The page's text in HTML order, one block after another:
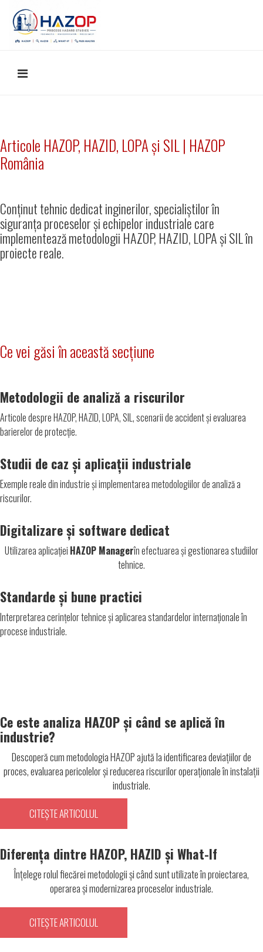
Articole HAZOP, HAZID, LOPA și SIL | HAZOP
România
Conținut tehnic dedicat inginerilor, specialiștilor în
siguranța proceselor și echipelor industriale care
implementează metodologii HAZOP, HAZID, LOPA și SIL în
proiecte reale.
Ce vei găsi în această secțiune
Metodologii de analiză a riscurilor
Articole despre HAZOP, HAZID, LOPA, SIL, scenarii de accident și evaluarea
barierelor de protecție.
Studii de caz și aplicații industriale
Exemple reale din industrie și implementarea metodologiilor de analiză a
riscurilor.
Digitalizare și software dedicat
Utilizarea aplicației HAZOP Managerîn efectuarea și gestionarea studiilor
tehnice.
Standarde și bune practici
Interpretarea cerințelor tehnice și aplicarea standardelor internaționale în
procese industriale.
Ce este analiza HAZOP și când se aplică în
industrie?
Descoperă cum metodologia HAZOP ajută la identificarea deviațiilor de
proces, evaluarea pericolelor și reducerea riscurilor operaționale în instalații
industriale.
CITEȘTE ARTICOLUL
Diferența dintre HAZOP, HAZID și What-If
Înțelege rolul fiecărei metodologii și când sunt utilizate în proiectarea,
operarea și modernizarea proceselor industriale.
CITEȘTE ARTICOLUL